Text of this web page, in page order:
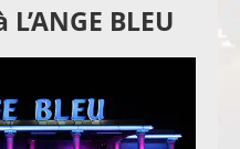
BLEU